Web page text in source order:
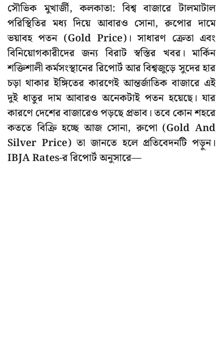
সৌভিক মুখার্জী, কলকাতা: বিশ্ব বাজারে টালমাটাল
পরিস্থিতির মধ্য দিয়ে আবারও সোনা, রুপোর দামে
ভয়াবহ পতন (Gold Price)। সাধারণ ক্রেতা এবং
বিনিয়োগকারীদের জন্য বিরাট স্বস্তির খবর। মার্কিন
শক্তিশালী কর্মসংস্থানের রিপোর্ট আর বিশ্বজুড়ে সুদের হার
চড়া থাকার ইঙ্গিতের কারণেই আন্তর্জাতিক বাজারে এই
দুই ধাতুর দাম আবারও অনেকটাই পতন হয়েছে। যার
কারণে দেশের বাজারেও পড়ছে প্রভাব। তবে কোন শহরে
কততে বিক্রি হচ্ছে আজ সোনা, রুপো (Gold And
Silver Price) তা জানতে হলে প্রতিবেদনটি পড়ুন।
IBJA Rates-র রিপোর্ট অনুসারে—